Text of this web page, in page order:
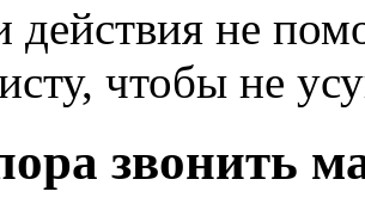
действия не
чтобы не
звонить